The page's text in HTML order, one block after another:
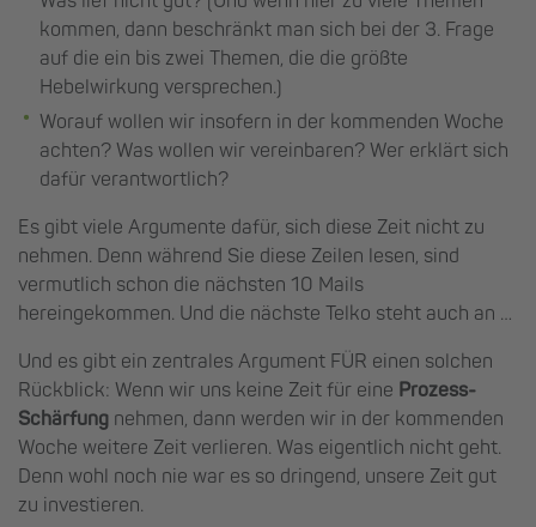
kommen, dann beschränkt man sich bei der 3. Frage
auf die ein bis zwei Themen, die die größte
Hebelwirkung versprechen.)
Worauf wollen wir insofern in der kommenden Woche
achten? Was wollen wir vereinbaren? Wer erklärt sich
dafür verantwortlich?
Es gibt viele Argumente dafür, sich diese Zeit nicht zu
nehmen. Denn während Sie diese Zeilen lesen, sind
vermutlich schon die nächsten 10 Mails
hereingekommen. Und die nächste Telko steht auch an …
Und es gibt ein zentrales Argument FÜR einen solchen
Rückblick: Wenn wir uns keine Zeit für eine Prozess-
Schärfung nehmen, dann werden wir in der kommenden
Woche weitere Zeit verlieren. Was eigentlich nicht geht.
Denn wohl noch nie war es so dringend, unsere Zeit gut
zu investieren.